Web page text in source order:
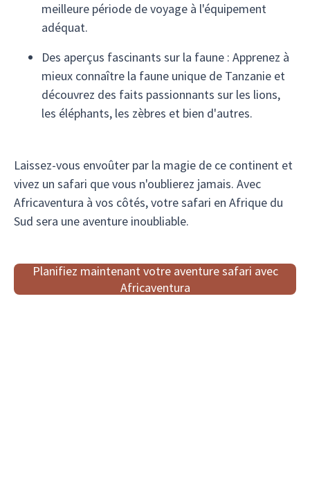
meilleure période de voyage à l'équipement
adéquat.
Des aperçus fascinants sur la faune : Apprenez à
mieux connaître la faune unique de Tanzanie et
découvrez des faits passionnants sur les lions,
les éléphants, les zèbres et bien d'autres.
Laissez-vous envoûter par la magie de ce continent et
vivez un safari que vous n'oublierez jamais. Avec
Africaventura à vos côtés, votre safari en Afrique du
Sud sera une aventure inoubliable.
Planifiez maintenant votre aventure safari avec
Africaventura